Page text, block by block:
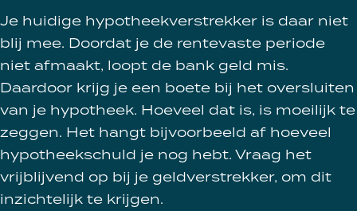
Je huidige hypotheekverstrekker is daar niet
blij mee. Doordat je de rentevaste periode
niet afmaakt, loopt de bank geld mis.
Daardoor krijg je een boete bij het oversluiten
van je hypotheek. Hoeveel dat is, is moeilijk te
zeggen. Het hangt bijvoorbeeld af hoeveel
hypotheekschuld je nog hebt. Vraag het
vrijblijvend op bij je geldverstrekker, om dit
inzichtelijk te krijgen.